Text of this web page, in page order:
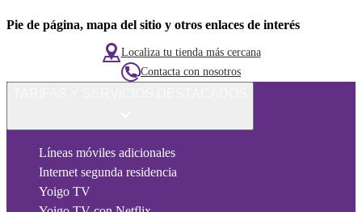
Pie de página, mapa del sitio y otros enlaces de interés
Localiza tu tienda más cercana
Contacta con nosotros
Líneas móviles adicionales
Internet segunda residencia
Yoigo TV